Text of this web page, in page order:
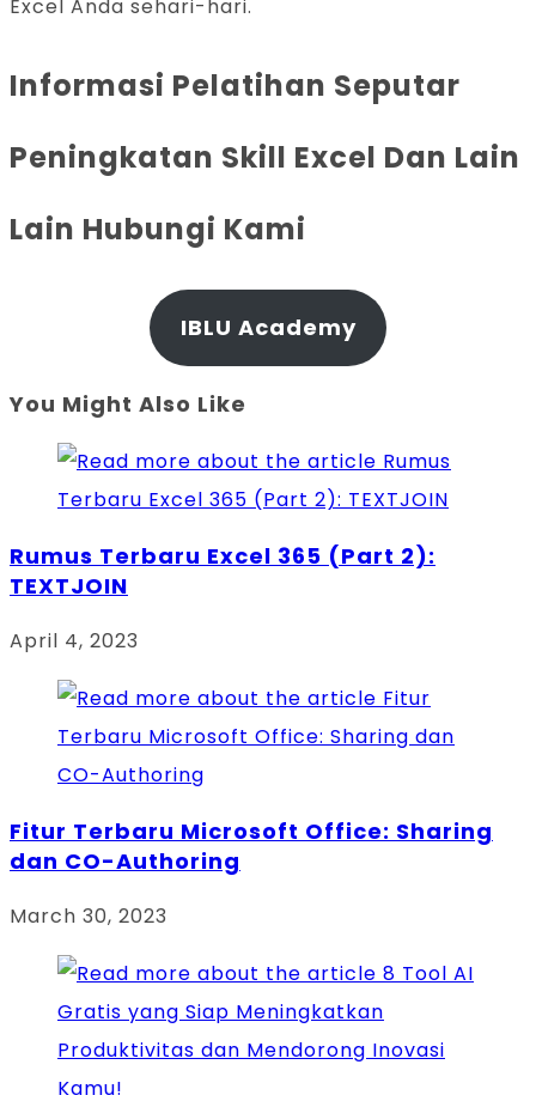
Excel Anda sehari-hari.
Informasi Pelatihan Seputar
Peningkatan Skill Excel Dan Lain
Lain Hubungi Kami
IBLU Academy
You Might Also Like
Rumus Terbaru Excel 365 (Part 2):
TEXTJOIN
April 4, 2023
Fitur Terbaru Microsoft Office: Sharing
dan CO-Authoring
March 30, 2023